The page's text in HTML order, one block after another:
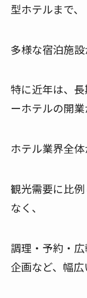
型ホテルまで、
多様な宿泊施設
特に近年は、
ーホテルの開業
ホテル業界全体
観光需要に比
なく、
調理・予約・
企画など、幅広